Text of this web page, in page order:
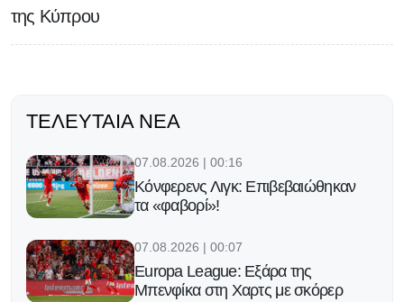
της Κύπρου
ΤΕΛΕΥΤΑΊΑ ΝΈΑ
07.08.2026 | 00:16
Κόνφερενς Λιγκ: Επιβεβαιώθηκαν
τα «φαβορί»!
07.08.2026 | 00:07
Europa League: Εξάρα της
Μπενφίκα στη Χαρτς με σκόρερ